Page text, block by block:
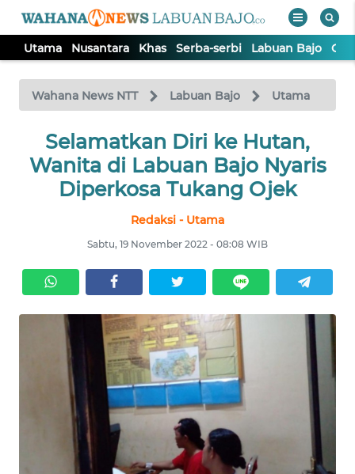
Utama Nusantara Khas Serba-serbi Labuan Bajo
Wahana News NTT Labuan Bajo Utama
Selamatkan Diri ke Hutan,
Wanita di Labuan Bajo Nyaris
Diperkosa Tukang Ojek
Redaksi - Utama
Sabtu, 19 November 2022 - 08:08 WIB
TV
Tutup
UTAMA
NUSANTARA
SERBA-
SERBI
LABUAN